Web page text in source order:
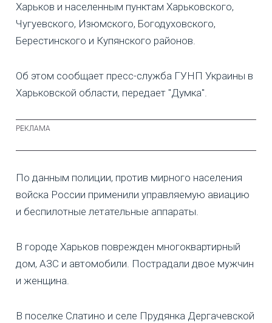
Харьков и населенным пунктам Харьковского,
Чугуевского, Изюмского, Богодуховского,
Берестинского и Купянского районов.
Об этом сообщает пресс-служба ГУНП Украины в
Харьковской области, передает "Думка".
По данным полиции, против мирного населения
войска России применили управляемую авиацию
и беспилотные летательные аппараты.
В городе Харьков поврежден многоквартирный
дом, АЗС и автомобили. Пострадали двое мужчин
и женщина.
В поселке Слатино и селе Прудянка Дергачевской